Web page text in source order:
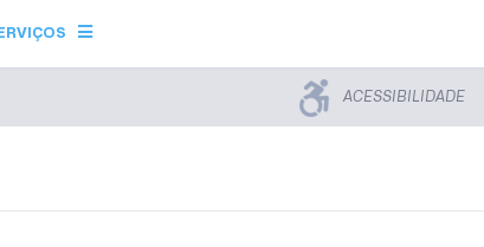
ACESSIBILIDADE